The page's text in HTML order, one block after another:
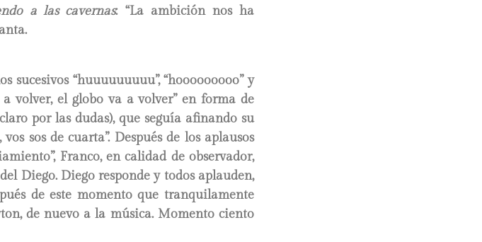
a las cavernas: “La ambición nos ha
sucesivos “huuuuuuuuu”, “hooooooooo” y
volver, el globo va a volver” en forma de
por las dudas), que seguía afinando su
sos de cuarta”. Después de los aplausos
Franco, en calidad de observador,
Diego. Diego responde y todos aplauden,
de este momento que tranquilamente
de nuevo a la música. Momento ciento